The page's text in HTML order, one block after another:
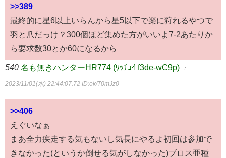
>>389
最終的に星6以上いらんから星5以下で楽に狩れるやつで
羽と爪だっけ？300個ほど集めた方がいいよ7-2あたりか
ら要求数30とか60になるから
540 名も無きハンターHR774 (ﾜｯﾁｮｲ f3de-wC9p) ：
2023/11/01(水) 22:44:07.72 ID:ok/T0mJz0
>>406
えぐいなぁ
まあ全力疾走する気もないし気長にやるよ初回は参加で
きなかった(というか倒せる気がしなかった)ブロス亜種